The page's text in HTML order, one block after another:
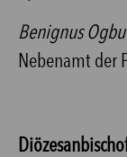
Benignus
Nebenamt der